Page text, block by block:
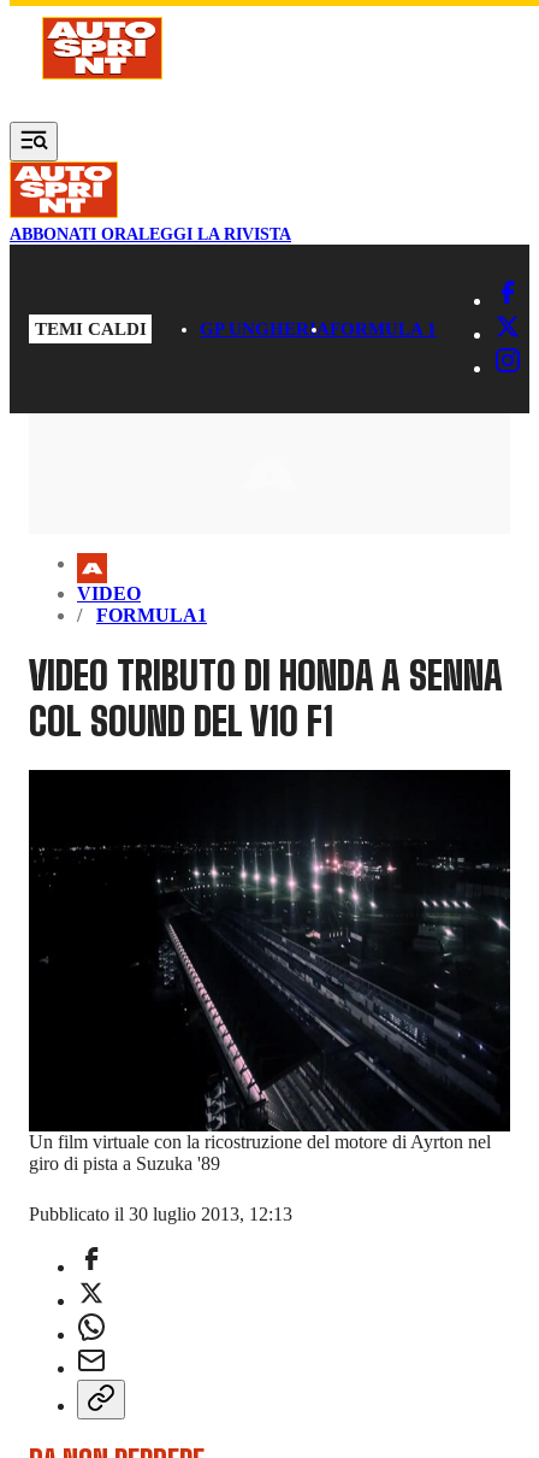
Vai al contenuto principale
ABBONATI ORALEGGI LA RIVISTA
TEMI CALDI GP UNGHERIAFORMULA 1
VIDEO
FORMULA1
VIDEO TRIBUTO DI HONDA A SENNA
COL SOUND DEL V10 F1
Un film virtuale con la ricostruzione del motore di Ayrton nel
giro di pista a Suzuka '89
Pubblicato il 30 luglio 2013, 12:13